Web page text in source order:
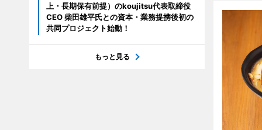
上・長期保有前提）のkoujitsu代表取締役
CEO 柴田雄平氏との資本・業務提携後初の
共同プロジェクト始動！
もっと見る